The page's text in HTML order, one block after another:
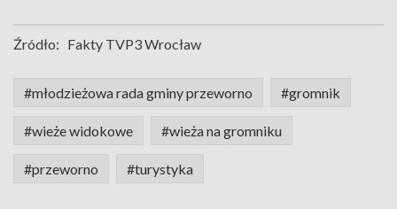
Źródło: Fakty TVP3 Wrocław
#młodzieżowa rada gminy przeworno #gromnik
#wieże widokowe #wieża na gromniku
#przeworno #turystyka